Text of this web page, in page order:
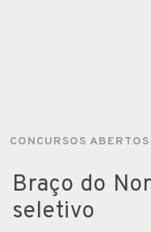
CONCURSOS ABERTOS
Braço do
seletivo